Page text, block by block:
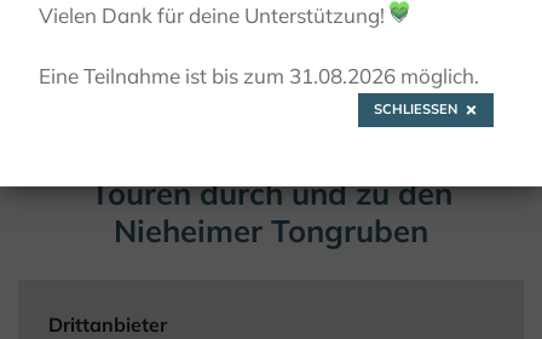
Touren durch und zu den
Nieheimer Tongruben
Drittanbieter
Vielen Dank für deine Unterstützung! 💚
Eine Teilnahme ist bis zum 31.08.2026 möglich.
SCHLIESSEN